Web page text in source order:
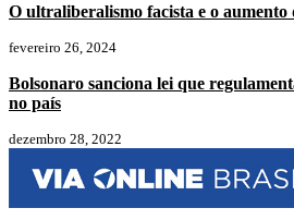
O ultraliberalismo facista e o aumento
fevereiro 26, 2024
Bolsonaro sanciona lei que
no país
dezembro 28, 2022